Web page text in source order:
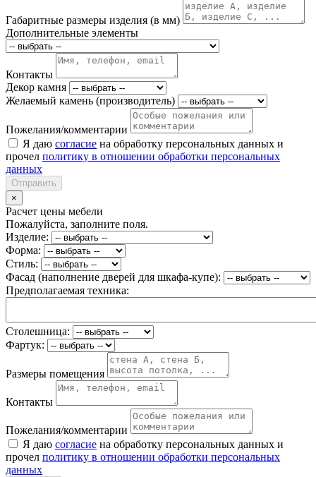
Габаритные размеры изделия (в мм)
Дополнительные элементы
Контакты
Декор камня
Желаемый камень (производитель)
Пожелания/комментарии
Я даю согласие на обработку персональных данных и
прочел политику в отношении обработки персональных
данных
Отправить
×
Расчет цены мебели
Пожалуйста, заполните поля.
Изделие:
Форма:
Стиль:
Фасад (наполнение дверей для шкафа-купе):
Предполагаемая техника:
Столешница:
Фартук:
Размеры помещения
Контакты
Пожелания/комментарии
Я даю согласие на обработку персональных данных и
прочел политику в отношении обработки персональных
данных